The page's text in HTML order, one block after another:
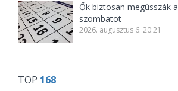
Ők biztosan megússzák
szombatot
2026. augusztus 6. 20:21
TOP 168